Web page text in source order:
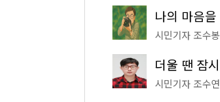
시민기자 조수봉
시민기자 조수연